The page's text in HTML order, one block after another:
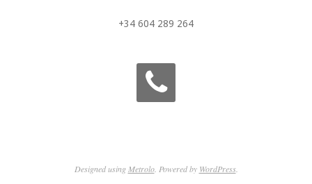
+34 604 289 264
Designed using Metrolo. Powered by WordPress.